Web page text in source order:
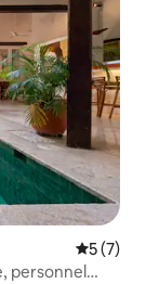
5 (7)
personnel